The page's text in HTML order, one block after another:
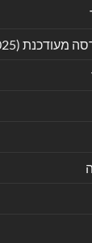
מעודכנת (2025)